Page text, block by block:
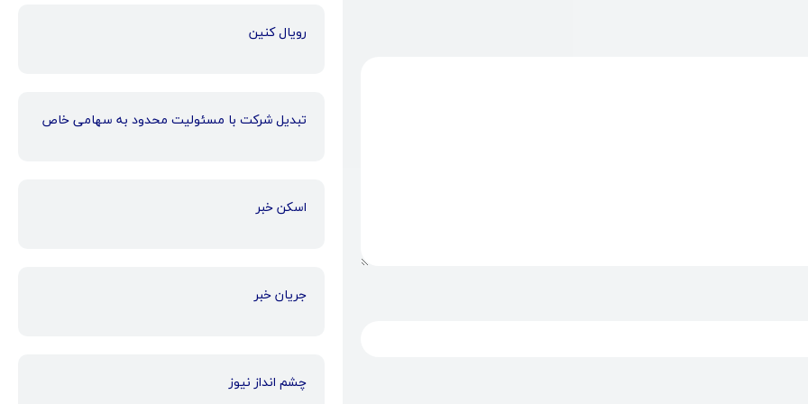
رویال کنین
تبدیل شرکت با مسئولیت محدود به سهامی خاص
اسکن خبر
جریان خبر
چشم انداز نیوز